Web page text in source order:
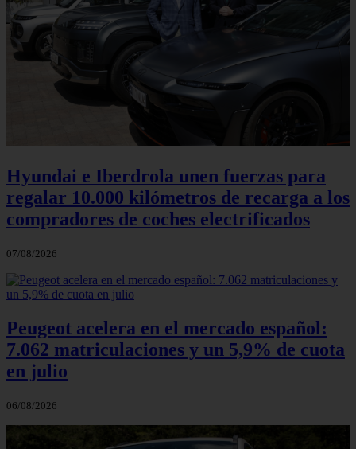
Hyundai e Iberdrola unen fuerzas para
regalar 10.000 kilómetros de recarga a los
compradores de coches electrificados
07/08/2026
Peugeot acelera en el mercado español:
7.062 matriculaciones y un 5,9% de cuota
en julio
06/08/2026